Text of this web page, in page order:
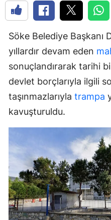
Söke Belediye Başkanı
yıllardır devam eden
sonuçlandırarak tarihi
devlet borçlarıyla ilgili
taşınmazlarıyla trampa
kavuşturuldu.